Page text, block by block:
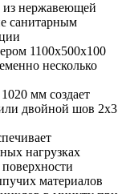
из нержавеющей
санитарным
1100х500х100
несколько
мм создает
двойной шов 2х3
нагрузках
материалов